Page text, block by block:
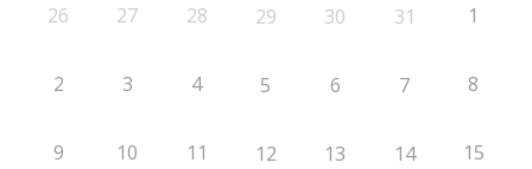
26 27 28 29 30 31 1
2 3 4 5 6 7 8
9 10 11 12 13 14 15